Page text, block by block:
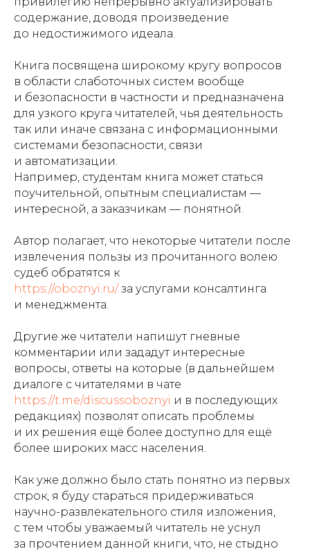
содержание, доводя произведение
до недостижимого идеала.
Книга посвящена широкому кругу вопросов
в области слаботочных систем вообще
и безопасности в частности и предназначена
для узкого круга читателей, чья деятельность
так или иначе связана с информационными
системами безопасности, связи
и автоматизации.
Например, студентам книга может статься
поучительной, опытным специалистам —
интересной, а заказчикам — понятной.
Автор полагает, что некоторые читатели после
извлечения пользы из прочитанного волею
судеб обратятся к
https://oboznyi.ru/ за услугами консалтинга
и менеджмента.
Другие же читатели напишут гневные
комментарии или зададут интересные
вопросы, ответы на которые (в дальнейшем
диалоге с читателями в чате
https://t.me/discussoboznyi и в последующих
редакциях) позволят описать проблемы
и их решения ещё более доступно для ещё
более широких масс населения.
Как уже должно было стать понятно из первых
строк, я буду стараться придерживаться
научно-развлекательного стиля изложения,
с тем чтобы уважаемый читатель не уснул
за прочтением данной книги, что, не стыдно